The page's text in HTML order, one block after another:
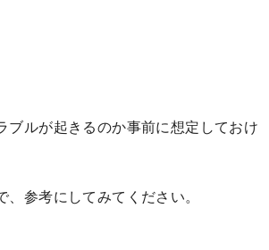
ルが起きるのか事前に想定しておけ
参考にしてみてください。